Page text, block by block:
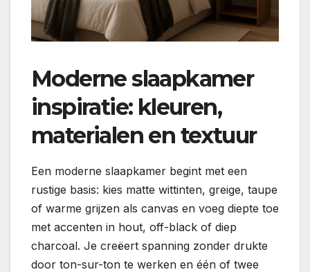
Moderne slaapkamer
inspiratie: kleuren,
materialen en textuur
Een moderne slaapkamer begint met een
rustige basis: kies matte wittinten, greige, taupe
of warme grijzen als canvas en voeg diepte toe
met accenten in hout, off-black of diep
charcoal. Je creëert spanning zonder drukte
door ton-sur-ton te werken en één of twee